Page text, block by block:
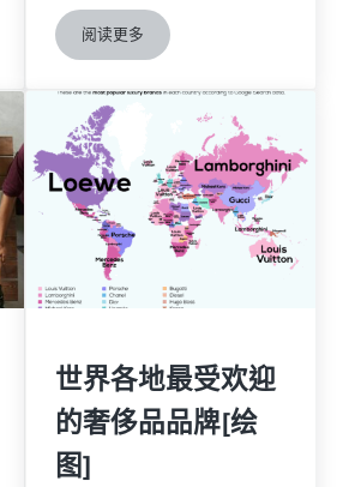
界地图 阅读更多观察飞机的最佳机场
世界各地最受欢迎
的奢侈品品牌[绘
图]